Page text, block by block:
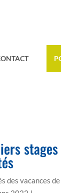
stages
des vacances de